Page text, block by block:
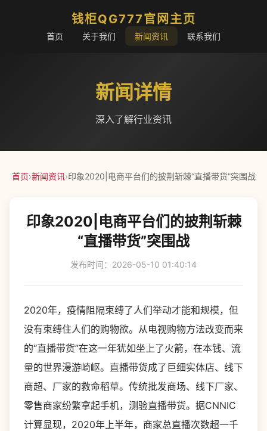
钱柜QG777官网主页
首页 关于我们 新闻资讯 联系我们
新闻详情
深入了解行业资讯
首页›新闻资讯›印象2020|电商平台们的披荆斩棘“直播带货”突围战
印象2020|电商平台们的披荆斩棘
“直播带货”突围战
发布时间：2026-05-10 01:40:14
2020年，疫情阻隔束缚了人们举动才能和规模，但
没有束缚住人们的购物欲。从电视购物方法改变而来
的“直播带货”在这一年犹如坐上了火箭，在本钱、流
量的世界漫游崎岖。直播带货成了巨细实体店、线下
商超、厂家的救命稻草。传统批发商场、线下厂家、
零售商家纷繁拿起手机，测验直播带货。据CNNIC
计算显现，2020年上半年，商家总直播次数超一千